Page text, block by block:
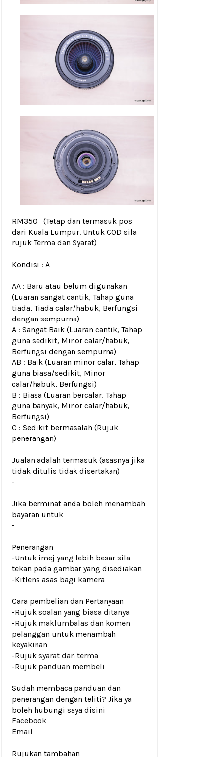
RM350
(Tetap dan termasuk pos
dari Kuala Lumpur. Untuk COD sila
rujuk Terma dan Syarat)
Kondisi : A
AA : Baru atau belum digunakan
(Luaran sangat cantik, Tahap guna
tiada, Tiada calar/habuk, Berfungsi
dengan sempurna)
A : Sangat Baik (Luaran cantik, Tahap
guna sedikit, Minor calar/habuk,
Berfungsi dengan sempurna)
AB : Baik (Luaran minor calar, Tahap
guna biasa/sedikit, Minor
calar/habuk, Berfungsi)
B : Biasa (Luaran bercalar, Tahap
guna banyak, Minor calar/habuk,
Berfungsi)
C : Sedikit bermasalah (Rujuk
penerangan)
Jualan adalah termasuk (asasnya jika
tidak ditulis tidak disertakan)
-
Jika berminat anda boleh menambah
bayaran untuk
-
Penerangan
-Untuk imej yang lebih besar sila
tekan pada gambar yang disediakan
-Kitlens asas bagi kamera
Cara pembelian dan Pertanyaan
-Rujuk soalan yang biasa ditanya
-Rujuk maklumbalas dan komen
pelanggan untuk menambah
keyakinan
-Rujuk syarat dan terma
-Rujuk panduan membeli
Sudah membaca panduan dan
penerangan dengan teliti? Jika ya
boleh hubungi saya disini
Facebook
Email
Rujukan tambahan